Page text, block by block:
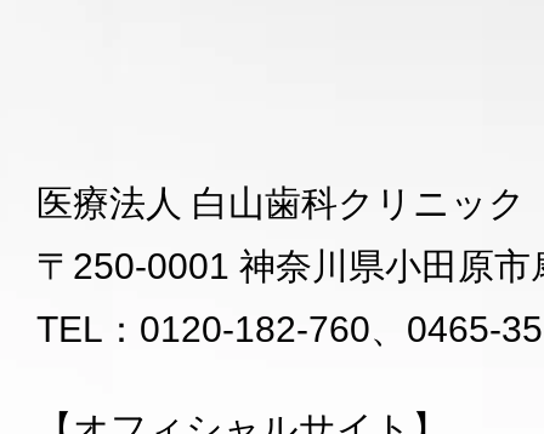
医療法人 白山歯科クリニック
〒250-0001 神奈川県小田原市
TEL：0120-182-760、0465-